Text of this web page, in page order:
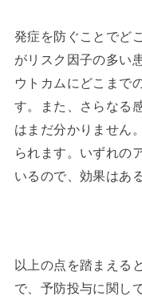
発症を防ぐことでど
がリスク因子の多い
ウトカムにどこまで
す。また、さらなる
はまだ分かりません
られます。いずれの
いるので、効果はあ
以上の点を踏まえる
で、予防投与に関し